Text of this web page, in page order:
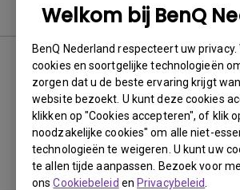
Welkom bij BenQ
BenQ Nederland respecteert uw privacy.
cookies en soortgelijke technologieën
zorgen dat u de beste ervaring krijgt
website bezoekt. U kunt deze cookies
klikken op "Cookies accepteren", of klik
noodzakelijke cookies" om alle niet-
technologieën te weigeren. U kunt uw
te allen tijde aanpassen. Bezoek voor
onsCookiebeleid enPrivacybeleid
Software
Geen gerelateerde
en driver